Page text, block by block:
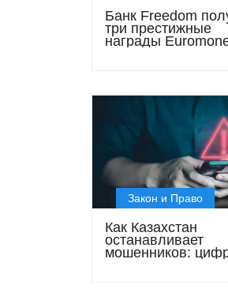
Банк Freedom
три престижные
награды
Закон и Право
Как Казахстан
останавливает
мошенников: